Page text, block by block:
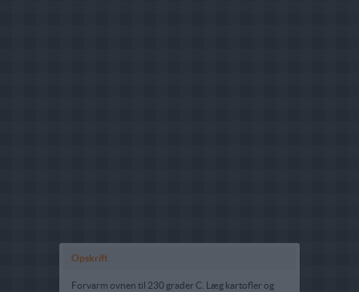
Opskrift
Forvarm ovnen til 230 grader C. Læg kartofler og